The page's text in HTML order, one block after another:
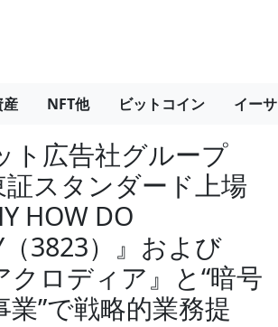
産 NFT他 ビットコイン イー
ト広告社グループ
証スタンダード上場
HOW DO
（3823）』および
クロディア』と“暗号
業”で戦略的業務提